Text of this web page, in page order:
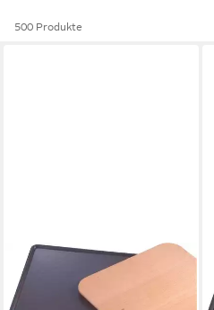
500 Produkte
SIEMENS
Backstein HZ327000,
Keramik, mit Holzschieber